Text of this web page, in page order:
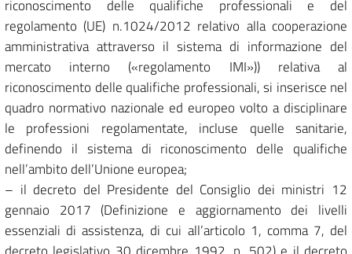
riconoscimento delle qualifiche professionali e del
regolamento (UE) n.1024/2012 relativo alla cooperazione
amministrativa attraverso il sistema di informazione del
mercato interno («regolamento IMI»)) relativa al
riconoscimento delle qualifiche professionali, si inserisce nel
quadro normativo nazionale ed europeo volto a disciplinare
le professioni regolamentate, incluse quelle sanitarie,
definendo il sistema di riconoscimento delle qualifiche
nell’ambito dell’Unione europea;
– il decreto del Presidente del Consiglio dei ministri 12
gennaio 2017 (Definizione e aggiornamento dei livelli
essenziali di assistenza, di cui all’articolo 1, comma 7, del